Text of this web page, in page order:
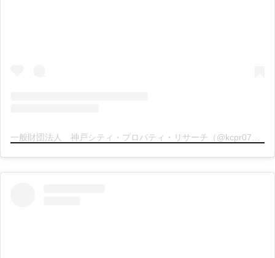
一般財団法人 神戸シティ・プロパティ・リサーチ（@kcpr078）分享的貼文